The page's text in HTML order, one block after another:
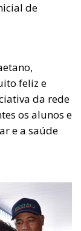
de
feliz e
da rede
os alunos e
e a saúde